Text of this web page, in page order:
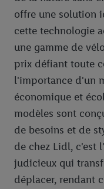
offre une solution
cette technologie
une gamme de
prix défiant toute
l'importance d'un
économique et
modèles sont
de besoins et de
de chez Lidl, c'est
judicieux qui
déplacer, rendant